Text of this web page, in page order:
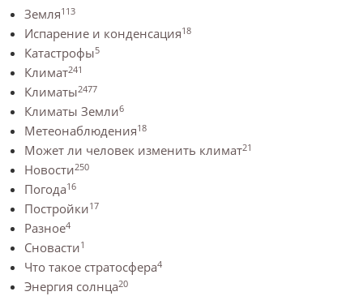
Земля113
Испарение и конденсация18
Катастрофы5
Климат241
Климаты2477
Климаты Земли6
Метеонаблюдения18
Может ли человек изменить климат21
Новости250
Погода16
Постройки17
Разное4
Сновасти1
Что такое стратосфера4
Энергия солнца20